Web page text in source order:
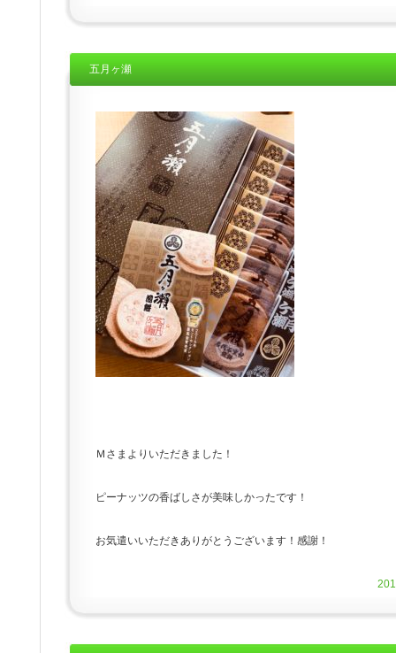
五月ヶ瀬
Ｍさまよりいただきました！
ピーナッツの香ばしさが美味しかったです！
お気遣いいただきありがとうございます！感謝！